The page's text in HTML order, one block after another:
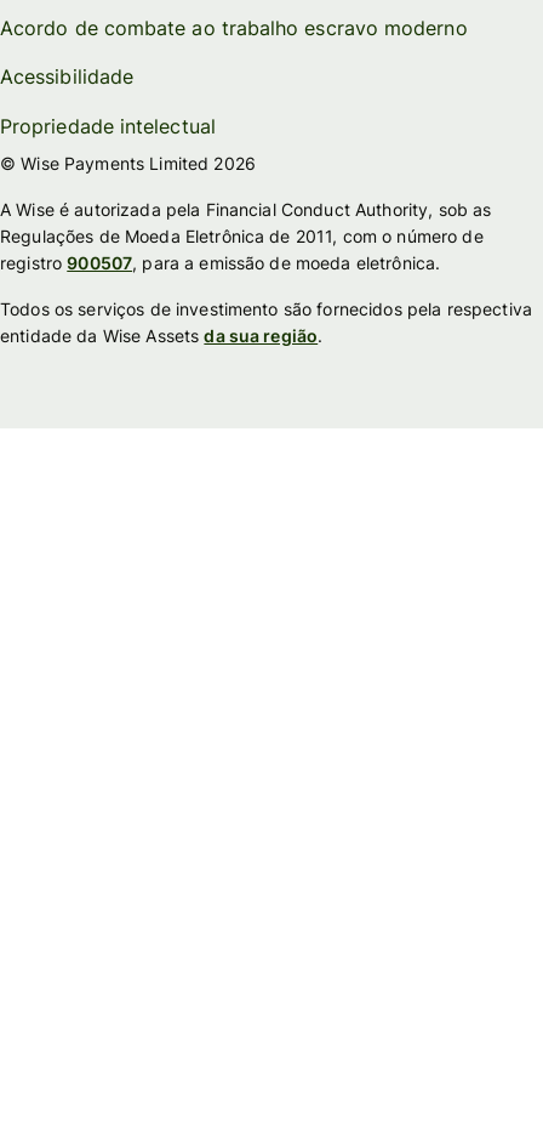
Acordo de combate ao trabalho escravo moderno
Acessibilidade
Propriedade intelectual
© Wise Payments Limited 2026
A Wise é autorizada pela Financial Conduct Authority, sob as
Regulações de Moeda Eletrônica de 2011, com o número de
registro900507, para a emissão de moeda eletrônica.
Todos os serviços de investimento são fornecidos pela respectiva
entidade da Wise Assetsda sua região.